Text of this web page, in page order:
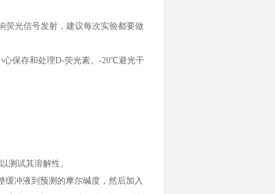
荧光信号发射，建议每次实验都要做
心保存和处理D-荧光素。-20℃避光干
测试其溶解性。
缓冲液到预测的摩尔碱度，然后加入